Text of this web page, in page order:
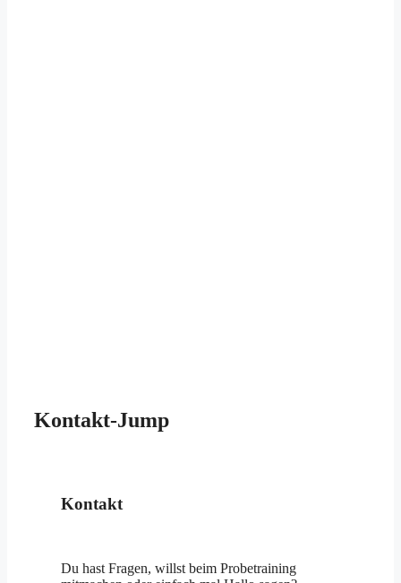
Kontakt-Jump
Kontakt
Du hast Fragen, willst beim Probetraining